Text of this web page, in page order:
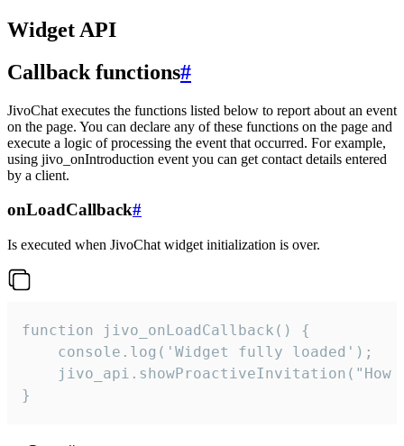
Widget API
Callback functions#
JivoChat executes the functions listed below to report about an event
on the page. You can declare any of these functions on the page and
execute a logic of processing the event that occurred. For example,
using jivo_onIntroduction event you can get contact details entered
by a client.
onLoadCallback#
Is executed when JivoChat widget initialization is over.
function jivo_onLoadCallback() {
    console.log('Widget fully loaded');
jivo_api.showProactiveInvitation("How
}